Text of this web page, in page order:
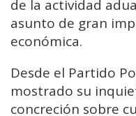
de la actividad
asunto de gran
económica.
Desde el Partido
mostrado su
concreción sobre